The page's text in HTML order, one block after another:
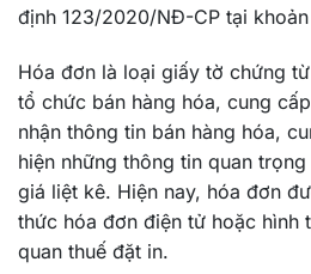
định 123/2020/NĐ-CP tại
Hóa đơn là loại giấy tờ chứng
tổ chức bán hàng hóa, cung
nhận thông tin bán hàng hóa,
hiện những thông tin quan
giá liệt kê. Hiện nay, hóa đơn
thức hóa đơn điện tử hoặc hình
quan thuế đặt in.